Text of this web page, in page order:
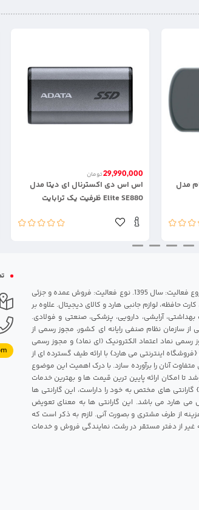
مدل
29,990,000تومان
اس اس دی اکسترنال ای دیتا مدل
Elite SE880 ظرفیت یک ترابایت
مرکز هارد گیلان {فروشگاه اینترنتی می هارد}؛ مرجع قیمت روزانه هارد. شروع فعالیت: سال 1395. نوع فعالیت: فروش عمده و جزئی
حافظه، لوازم جانبی هارد و کالای دیجیتال. علاوه بر
بهداشتی، آرایشی، دارویی، پزشکی، صنعتی و فولادی.
سازمان نظام صنفی رایانه ای کشور، مجوز رسمی از
نماد اعتماد الکترونیک (ای نماد) و مجوز رسمی
اینترنتی می هارد} با ارائه طیف گسترده ای از
آنان را برآورده سازد. با درک اهمیت این موضوع
تا امکان ارائه پایین ترین قیمت ها و بهترین خدمات
های مختص به خود را داراست، این گارانتی ها
2 سال تعویض می هارد و 3 سال تعویض می هارد می باشد. این گارانتی ها به معنای تعویض
از طرف مشتری و بصورت آنی. لازم به ذکر است که
غیر از دفتر مستقر در رشت، نمایندگی فروش و خدمات